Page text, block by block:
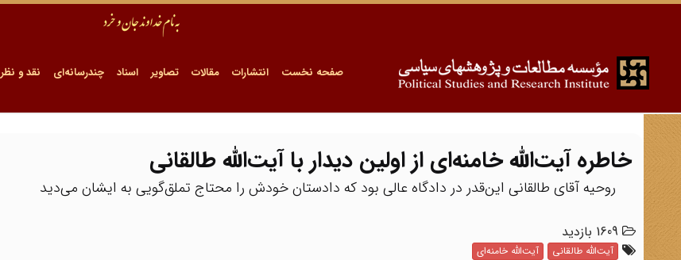
صفحه نخست انتشارات مقالات تصاویر اسناد چندرسانه‌ای نقد و نظر
خاطره آیت‌الله خامنه‌ای از اولین دیدار با آیت‌الله طالقانی
روحیه آقای طالقانی این‌قدر در دادگاه عالی بود که دادستان خودش را محتاج تملق‌گویی به ایشان می‌دید
آیت‌الله طالقانی آیت‌الله خامنه‌ای